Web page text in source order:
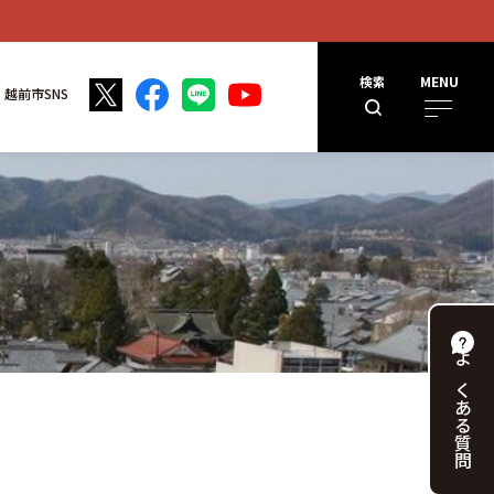
検索 MENU
越前市SNS
よくある
質問